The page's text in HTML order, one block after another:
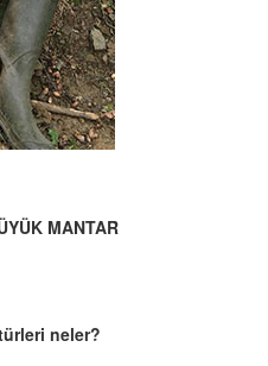
MANTAR
neler?